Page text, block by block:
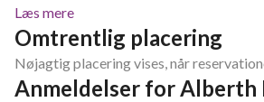
Læs mere
Omtrentlig placering
Nøjagtig placering vises, når
Anmeldelser for Alberth